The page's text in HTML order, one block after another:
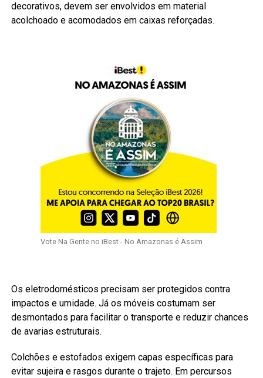
decorativos, devem ser envolvidos em material
acolchoado e acomodados em caixas reforçadas.
Vote Na Gente no iBest - No Amazonas é Assim
Os eletrodomésticos precisam ser protegidos contra
impactos e umidade. Já os móveis costumam ser
desmontados para facilitar o transporte e reduzir chances
de avarias estruturais.
Colchões e estofados exigem capas específicas para
evitar sujeira e rasgos durante o trajeto. Em percursos